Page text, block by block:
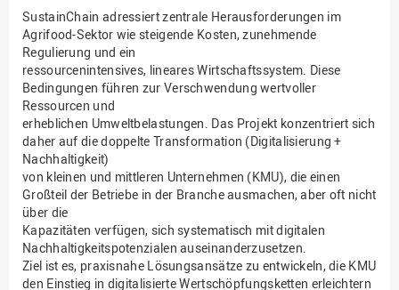
SustainChain adressiert zentrale Herausforderungen im
Agrifood-Sektor wie steigende Kosten, zunehmende
Regulierung und ein
ressourcenintensives, lineares Wirtschaftssystem. Diese
Bedingungen führen zur Verschwendung wertvoller
Ressourcen und
erheblichen Umweltbelastungen. Das Projekt konzentriert sich
daher auf die doppelte Transformation (Digitalisierung +
Nachhaltigkeit)
von kleinen und mittleren Unternehmen (KMU), die einen
Großteil der Betriebe in der Branche ausmachen, aber oft nicht
über die
Kapazitäten verfügen, sich systematisch mit digitalen
Nachhaltigkeitspotenzialen auseinanderzusetzen.
Ziel ist es, praxisnahe Lösungsansätze zu entwickeln, die KMU
den Einstieg in digitalisierte Wertschöpfungsketten erleichtern